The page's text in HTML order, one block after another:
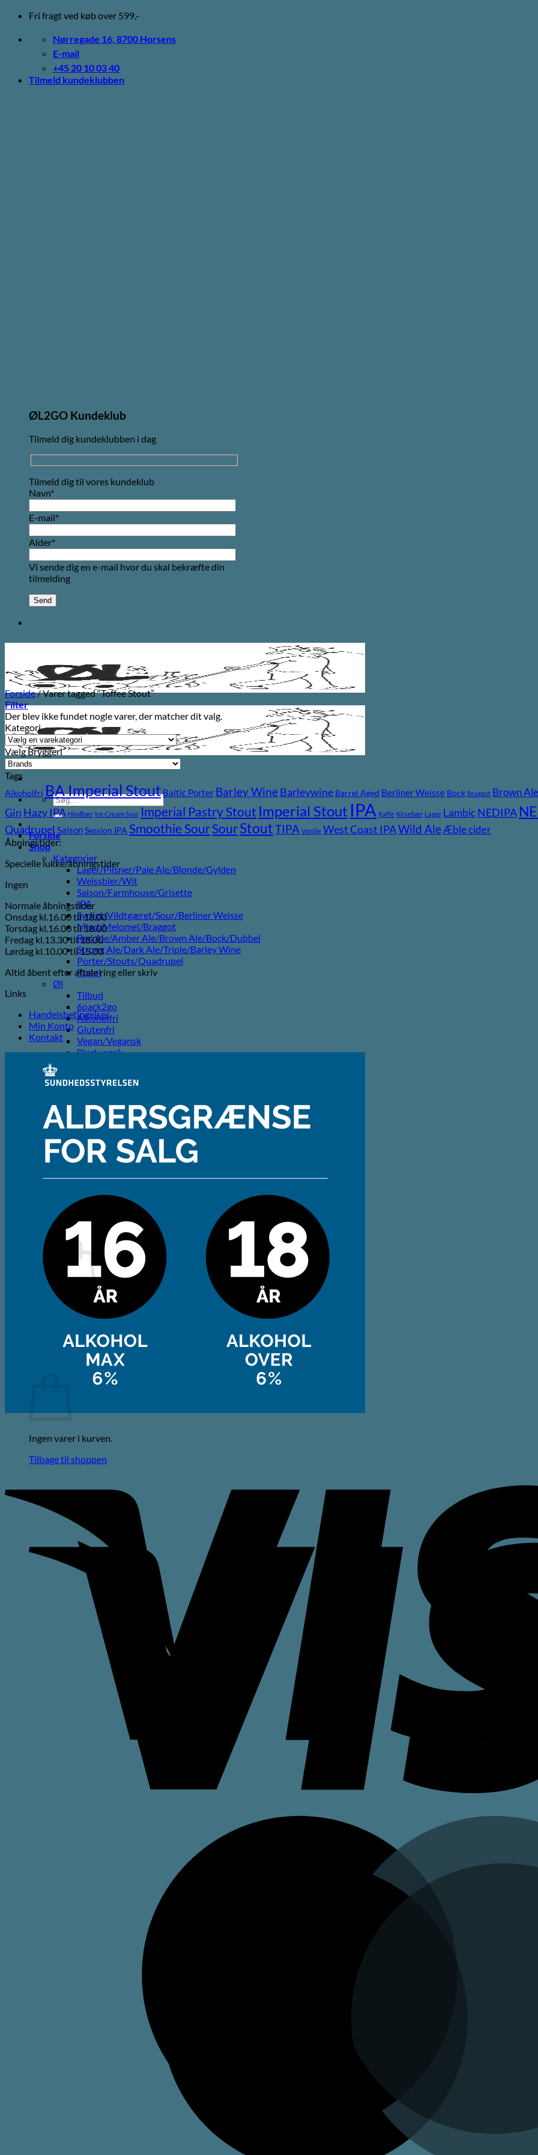
Fortsæt
indhold
Fri fragt ved køb over 599,-
Nørregade 16, 8700 Horsens
E-mail
+45 20 10 03 40
Tilmeld kundeklubben
ØL2GO Kundeklub
Tilmeld dig kundeklubben i dag
Tilmeld dig til vores kundeklub
Navn*
E-mail*
Alder*
Vi sende dig en e-mail hvor du skal bekræfte din
tilmelding
Søg
efter:
Forside
Shop
Kategorier
Lager/Pilsner/Pale Ale/Blonde/Gylden
Weissbier/Wit
Saison/Farmhouse/Grisette
IPA
Syrligt/Vildtgæret/Sour/Berliner Weisse
Mjød/Melomel/Braggot
Red Ale/Amber Ale/Brown Ale/Bock/Dubbel
Strong Ale/Dark Ale/Triple/Barley Wine
Porter/Stouts/Quadrupel
Røgøl
Øl
Tilbud
6pack2go
Alkoholfri
Glutenfri
Vegan/Vegansk
Black week
Andet
Cider
Likør
Most og Sodavand
Chips
Diverse
Gaveæsker og indpakning
Glas
Om ØL2GO
Kontakt
Kurv /
0,00kr.
Ingen varer i kurven.
Ingen varer i kurven.
Tilbage til shoppen
Forside/Varer tagged “Toffee Stout”
Filter
Der blev ikke fundet nogle varer, der matcher dit valg.
Kategori
Vælg Bryggeri
Tags
Alkoholfri BA Imperial StoutBaltic Porter Barley Wine Barleywine Barrel Aged Berliner Weisse Bock Braggot Brown Ale
Gin Hazy IPA Hindbær Ice Cream Sour Imperial Pastry Stout Imperial Stout IPA Kaffe Kirsebær Lager Lambic NEDIPA
Quadrupel SaisonSession IPA Smoothie SourSourStoutTIPA Vanilje West Coast IPAWild Ale Æble cider
Åbningstider:
Specielle lukke/åbningstider
Ingen
Normale åbningstider
Onsdag kl.16.00 til 18.00
Torsdag kl.16.00 til 18.00
Fredag kl.13.30 til 18.00
Lørdag kl.10.00 til 15.00
Altid åbent efter aftale ring eller skriv
Links
Handelsbetingelser
Min Konto
Kontakt